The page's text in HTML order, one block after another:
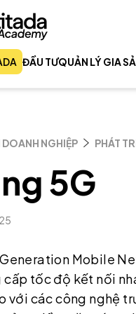
ĐẦU TƯQUẢN LÝ GIA
DOANH NGHIỆP PHÁT
5G
Mobile
cấp tốc độ kết nối
với các công nghệ